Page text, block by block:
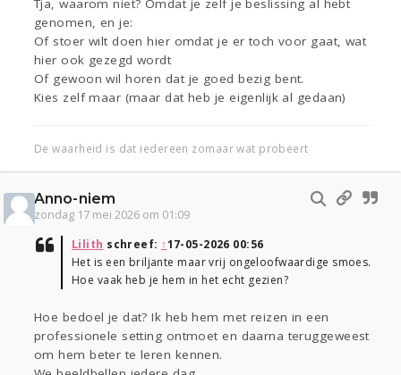
Tja, waarom niet? Omdat je zelf je beslissing al hebt
genomen, en je:
Of stoer wilt doen hier omdat je er toch voor gaat, wat
hier ook gezegd wordt
Of gewoon wil horen dat je goed bezig bent.
Kies zelf maar (maar dat heb je eigenlijk al gedaan)
De waarheid is dat iedereen zomaar wat probeert
Anno-niem
zondag 17 mei 2026 om 01:09
Lilith schreef: ↑17-05-2026 00:56
Het is een briljante maar vrij ongeloofwaardige smoes.
Hoe vaak heb je hem in het echt gezien?
Hoe bedoel je dat? Ik heb hem met reizen in een
professionele setting ontmoet en daarna teruggeweest
om hem beter te leren kennen.